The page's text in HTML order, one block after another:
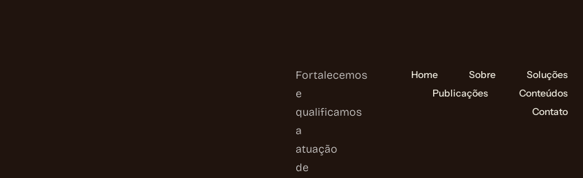
Fortalecemos
e
qualificamos
a
atuação
de
Home Sobre
Soluções
Publicações
Conteúdos
Contato